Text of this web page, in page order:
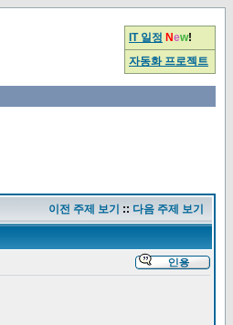
IT 일정 New!
자동화 프로젝트
이전 주제 보기 :: 다음 주제 보기